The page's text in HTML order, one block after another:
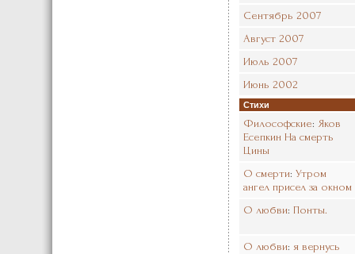
Сентябрь 2007
Август 2007
Июль 2007
Июнь 2002
Стихи
Философские: Яков
Есепкин На смерть
Цины
О смерти: Утром
ангел присел за окном
О любви: Понты.
О любви: я вернусь